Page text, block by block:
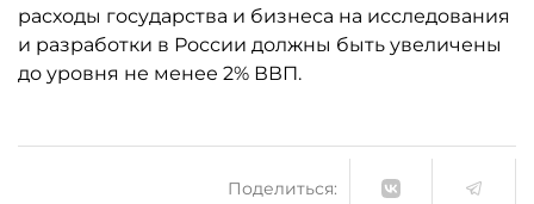
расходы государства и бизнеса на исследования
и разработки в России должны быть увеличены
до уровня не менее 2% ВВП.
Поделиться: